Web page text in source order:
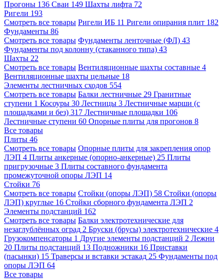
Прогоны 136 Сваи 149 Шахты лифта 72
Ригели 193
Смотреть все товары Ригели ИБ 11 Ригели опирания плит 182
Фундаменты 86
Смотреть все товары Фундаменты ленточные (ФЛ) 43
Фундаменты под колонну (стаканного типа) 43
Шахты 22
Смотреть все товары Вентиляционные шахты составные 4
Вентиляционные шахты цельные 18
Элементы лестничных сходов 554
Смотреть все товары Балки лестничные 29 Гранитные
ступени 1 Косоуры 30 Лестницы 3 Лестничные марши (с
площадками и без) 317 Лестничные площадки 106
Лестничные ступени 60 Опорные плиты для прогонов 8
Все товары
Плиты 46
Смотреть все товары Опорные плиты для закрепления опор
ЛЭП 4 Плиты анкерные (опорно-анкерные) 25 Плиты
пригрузочные 3 Плиты составного фундамента
промежуточной опоры ЛЭП 14
Стойки 76
Смотреть все товары Стойки (опоры ЛЭП) 58 Стойки (опоры
ЛЭП) круглые 16 Стойки сборного фундамента ЛЭП 2
Элементы подстанций 162
Смотреть все товары Балки электротехнические для
незаглублённых оград 2 Бруски (брусы) электротехнические 4
Грузокомпенсаторы 1 Другие элементы подстанций 2 Лежни
20 Плиты подстанций 13 Подножники 16 Приставки
(пасынки) 15 Траверсы и вставки эстакад 25 Фундаменты под
опоры ЛЭП 64
Все товары